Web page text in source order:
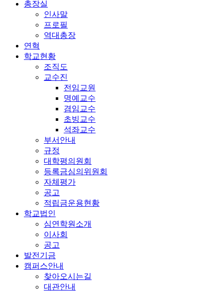
총장실
인사말
프로필
역대총장
연혁
학교현황
조직도
교수진
전임교원
명예교수
겸임교수
초빙교수
석좌교수
부서안내
규정
대학평의원회
등록금심의위원회
자체평가
공고
적립금운용현황
학교법인
심연학원소개
이사회
공고
발전기금
캠퍼스안내
찾아오시는길
대관안내